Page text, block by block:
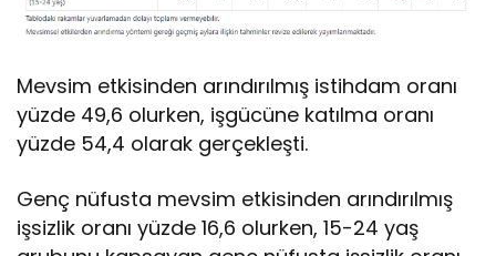
Mevsim etkisinden arındırılmış istihdam oranı
yüzde 49,6 olurken, işgücüne katılma oranı
yüzde 54,4 olarak gerçekleşti.
Genç nüfusta mevsim etkisinden arındırılmış
işsizlik oranı yüzde 16,6 olurken, 15-24 yaş